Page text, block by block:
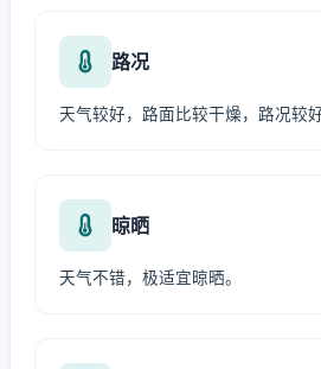
路况
天气较好，路面比较干燥，路况较好
晾晒
天气不错，极适宜晾晒。